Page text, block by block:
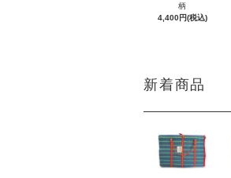
柄
4,400円(税込)
新着商品